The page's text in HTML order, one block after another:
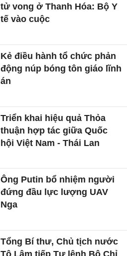
tử vong ở Thanh Hóa: Bộ Y
tế vào cuộc
Kẻ điều hành tổ chức phản
động núp bóng tôn giáo lĩnh
án
Triển khai hiệu quả Thỏa
thuận hợp tác giữa Quốc
hội Việt Nam - Thái Lan
Ông Putin bổ nhiệm người
đứng đầu lực lượng UAV
Nga
Tổng Bí thư, Chủ tịch nước